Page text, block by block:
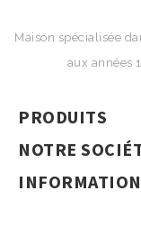
Maison spécialisée
aux années
PRODUITS
NOTRE